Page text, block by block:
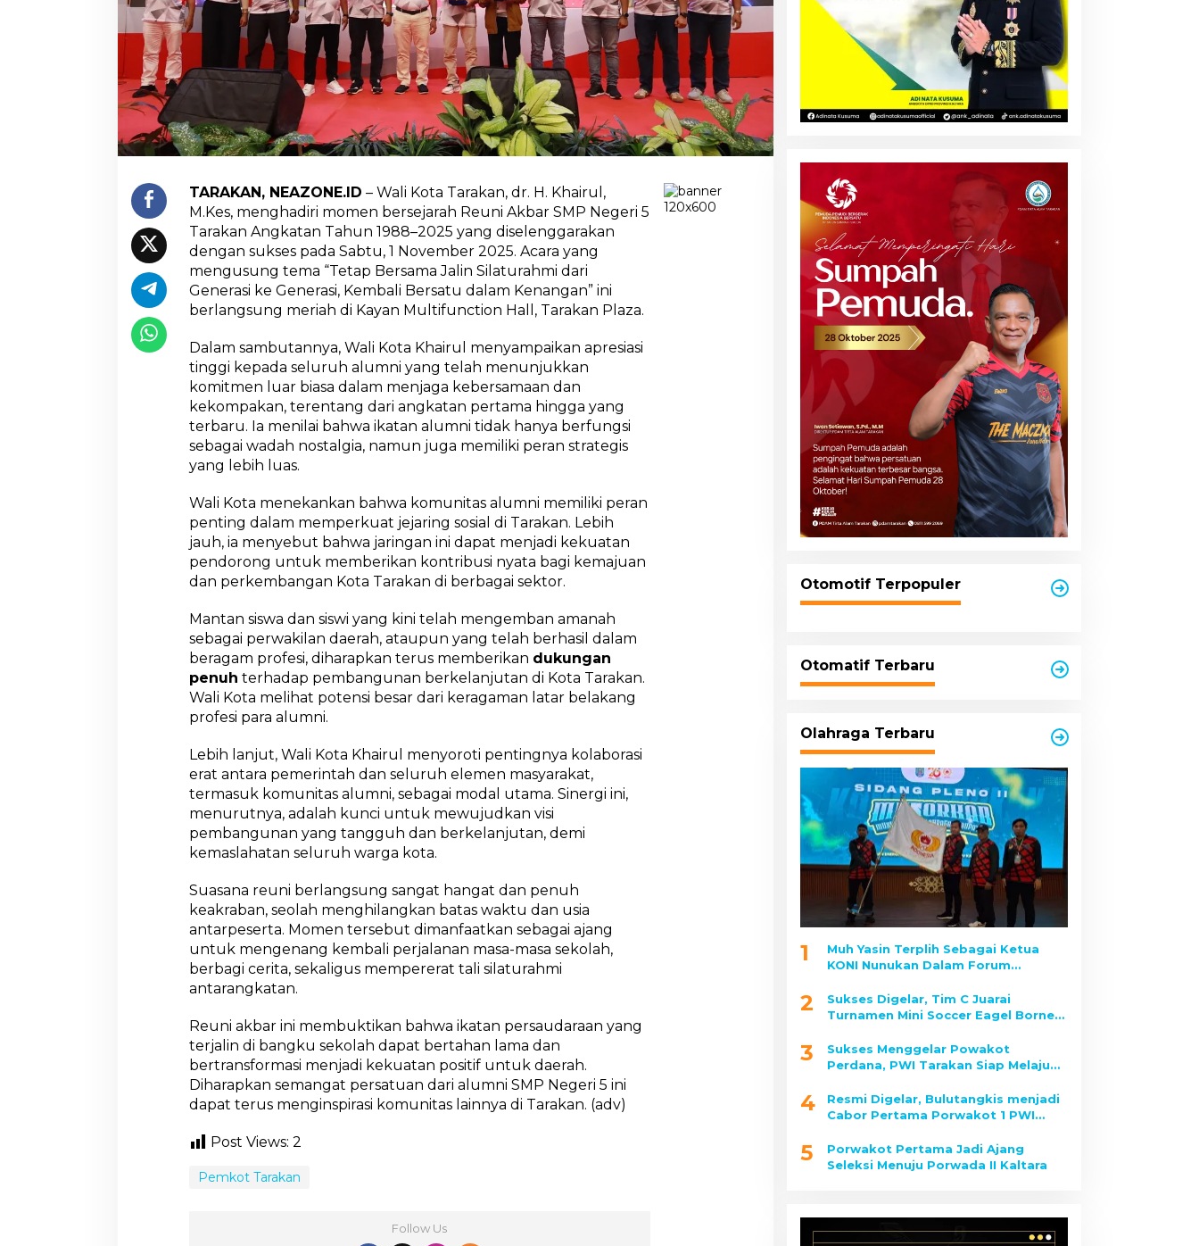
i
i
N
a
t
a
W
a
l
i
K
o
t
a
T
r
a
k
a
n
H
a
d
i
i
R
e
n
i
k
b
r
S
M
P
TARAKAN, NEAZONE.ID – Wali Kota Tarakan, dr. H. Khairul,
M.Kes, menghadiri momen bersejarah Reuni Akbar SMP Negeri 5
Tarakan Angkatan Tahun 1988–2025 yang diselenggarakan
dengan sukses pada Sabtu, 1 November 2025. Acara yang
mengusung tema “Tetap Bersama Jalin Silaturahmi dari
Generasi ke Generasi, Kembali Bersatu dalam Kenangan” ini
berlangsung meriah di Kayan Multifunction Hall, Tarakan Plaza.
Dalam sambutannya, Wali Kota Khairul menyampaikan apresiasi
tinggi kepada seluruh alumni yang telah menunjukkan
komitmen luar biasa dalam menjaga kebersamaan dan
kekompakan, terentang dari angkatan pertama hingga yang
terbaru. Ia menilai bahwa ikatan alumni tidak hanya berfungsi
sebagai wadah nostalgia, namun juga memiliki peran strategis
yang lebih luas.
Wali Kota menekankan bahwa komunitas alumni memiliki peran
penting dalam memperkuat jejaring sosial di Tarakan. Lebih
jauh, ia menyebut bahwa jaringan ini dapat menjadi kekuatan
pendorong untuk memberikan kontribusi nyata bagi kemajuan
dan perkembangan Kota Tarakan di berbagai sektor.
Mantan siswa dan siswi yang kini telah mengemban amanah
sebagai perwakilan daerah, ataupun yang telah berhasil dalam
beragam profesi, diharapkan terus memberikan dukungan
penuh terhadap pembangunan berkelanjutan di Kota Tarakan.
Wali Kota melihat potensi besar dari keragaman latar belakang
profesi para alumni.
Lebih lanjut, Wali Kota Khairul menyoroti pentingnya kolaborasi
erat antara pemerintah dan seluruh elemen masyarakat,
termasuk komunitas alumni, sebagai modal utama. Sinergi ini,
menurutnya, adalah kunci untuk mewujudkan visi
pembangunan yang tangguh dan berkelanjutan, demi
kemaslahatan seluruh warga kota.
Suasana reuni berlangsung sangat hangat dan penuh
keakraban, seolah menghilangkan batas waktu dan usia
antarpeserta. Momen tersebut dimanfaatkan sebagai ajang
untuk mengenang kembali perjalanan masa-masa sekolah,
berbagi cerita, sekaligus mempererat tali silaturahmi
antarangkatan.
Reuni akbar ini membuktikan bahwa ikatan persaudaraan yang
terjalin di bangku sekolah dapat bertahan lama dan
bertransformasi menjadi kekuatan positif untuk daerah.
Diharapkan semangat persatuan dari alumni SMP Negeri 5 ini
dapat terus menginspirasi komunitas lainnya di Tarakan. (adv)
Post Views: 2
Pemkot Tarakan
Follow Us
Otomotif Terpopuler
Otomatif Terbaru
Olahraga Terbaru
1
Muh Yasin Terplih Sebagai Ketua
KONI Nunukan Dalam Forum
2
Sukses Digelar, Tim C Juarai
Turnamen Mini Soccer Eagel Borneo
3
Sukses Menggelar Powakot
Perdana, PWI Tarakan Siap Melaju
4
Resmi Digelar, Bulutangkis menjadi
Cabor Pertama Porwakot 1 PWI
5
Porwakot Pertama Jadi Ajang
Seleksi Menuju Porwada II Kaltara